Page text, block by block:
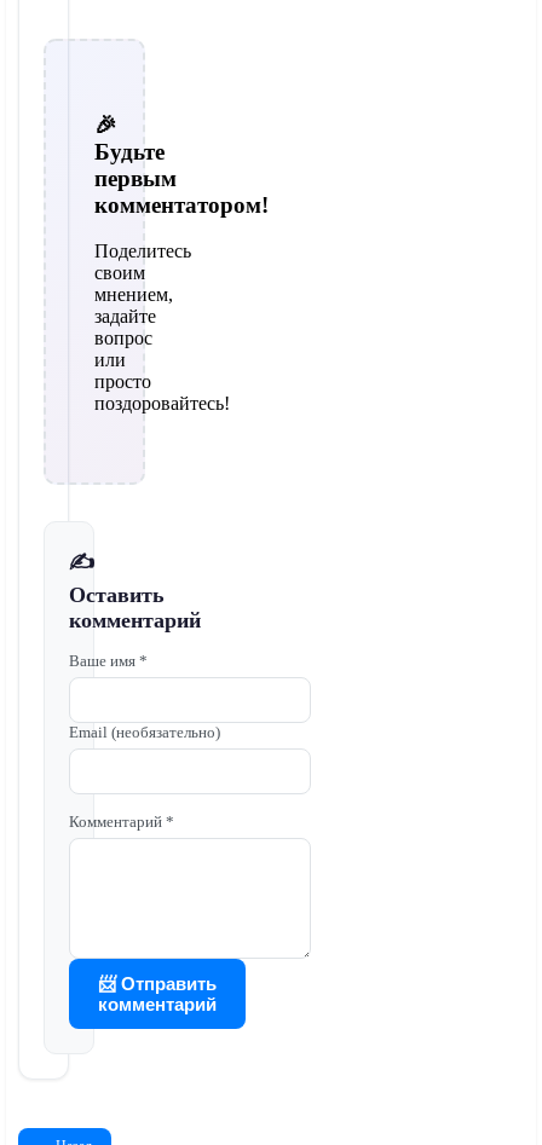
🎉
Будьте
первым
комментатором!
Поделитесь
своим
мнением,
задайте
вопрос
или
просто
поздоровайтесь!
✍️
Оставить
комментарий
Ваше имя *
Email (необязательно)
Комментарий *
📨 Отправить
комментарий